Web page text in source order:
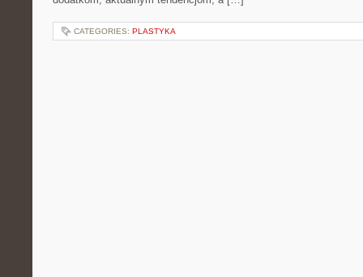
CATEGORIES: PLASTYKA